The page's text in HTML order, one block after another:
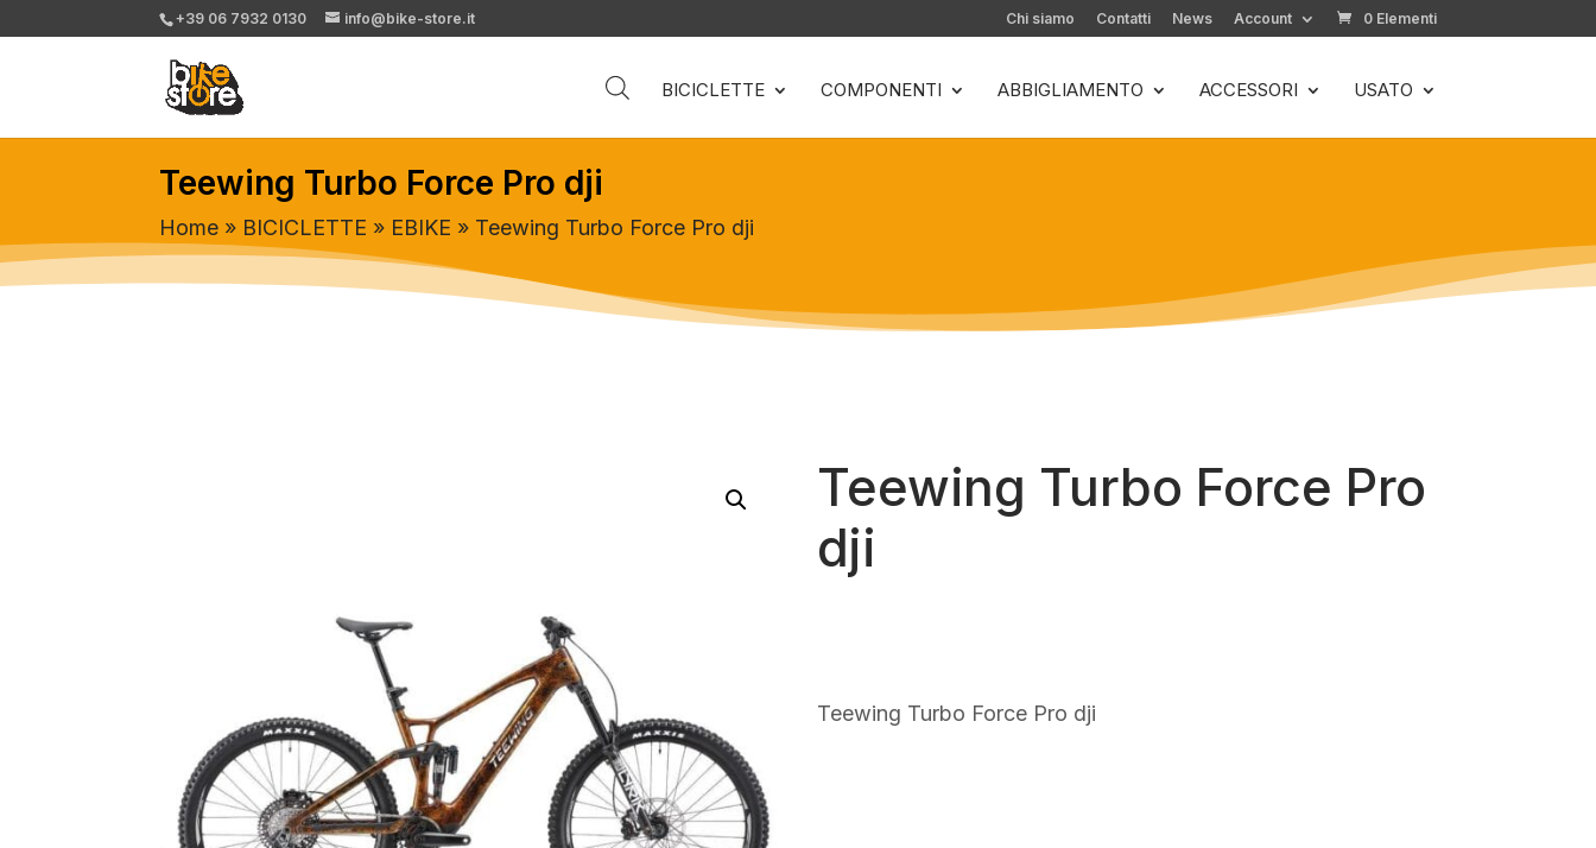
+39 06 7932 0130 info@bike-store.it Chi siamo Contatti News Account 0 Elementi
BICICLETTE COMPONENTI ABBIGLIAMENTO ACCESSORI USATO
Teewing Turbo Force Pro dji
Home » BICICLETTE » EBIKE » Teewing Turbo Force Pro dji
Teewing Turbo Force Pro
dji
Teewing Turbo Force Pro dji